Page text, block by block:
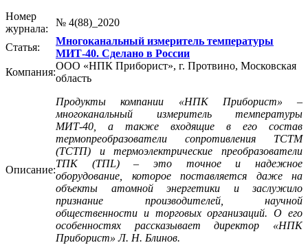
Номер
журнала:
№ 4(88)_2020
Статья:
Многоканальный измеритель температуры
МИТ-40. Сделано в России
Компания:
ООО «НПК Приборист», г. Протвино, Московская
область
Описание:
Продукты компании «НПК Приборист» –
многоканальный измеритель температуры
МИТ‑40, а также входящие в его состав
термопреобразователи сопротивления ТСТМ
(ТСТП) и термоэлектрические преобразователи
ТПК (ТПL) – это точное и надежное
оборудование, которое поставляется даже на
объекты атомной энергетики и заслужило
признание производителей, научной
общественности и торговых организаций. О его
особенностях рассказывает директор «НПК
Приборист» Л. Н. Блинов.